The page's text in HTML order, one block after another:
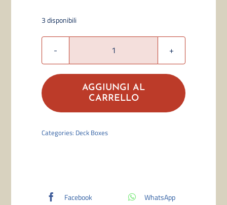
3 disponibili
Ultra
–
Mana
8
(100)
AGGIUNGI AL
CARRELLO
Categories: Deck Boxes
Facebook
WhatsApp